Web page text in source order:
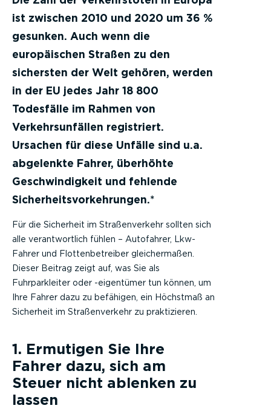
ist zwischen 2010 und 2020 um 36 %
gesunken. Auch wenn die
europäischen Straßen zu den
sichersten der Welt gehören, werden
in der EU jedes Jahr 18 800
Todesfälle im Rahmen von
Verkehrsunfällen registriert.
Ursachen für diese Unfälle sind u.a.
abgelenkte Fahrer, überhöhte
Geschwindigkeit und fehlende
Sicherheitsvorkehrungen.*
Für die Sicherheit im Straßenverkehr sollten sich
alle verantwortlich fühlen – Autofahrer, Lkw-
Fahrer und Flottenbetreiber gleichermaßen.
Dieser Beitrag zeigt auf, was Sie als
Fuhrparkleiter oder -eigentümer tun können, um
Ihre Fahrer dazu zu befähigen, ein Höchstmaß an
Sicherheit im Straßenverkehr zu praktizieren.
1. Ermutigen Sie Ihre
Fahrer dazu, sich am
Steuer nicht ablenken zu
lassen